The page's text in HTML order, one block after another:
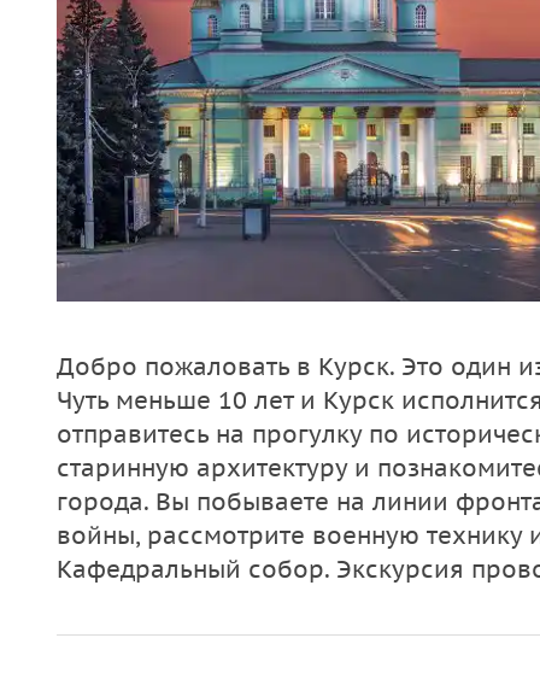
Добро пожаловать в Курск. Это один
Чуть меньше 10 лет и Курск
отправитесь на прогулку по
старинную архитектуру и
города. Вы побываете на линии
войны, рассмотрите военную технику
Кафедральный собор. Экскурсия